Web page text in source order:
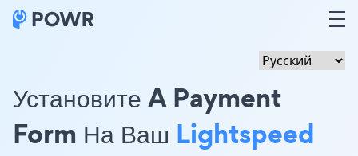
Установите A Payment
Form На Ваш Lightspeed